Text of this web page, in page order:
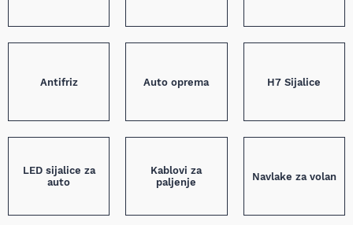
Antifriz Auto oprema H7 Sijalice
LED sijalice za
auto
Kablovi za
paljenje
Navlake za volan